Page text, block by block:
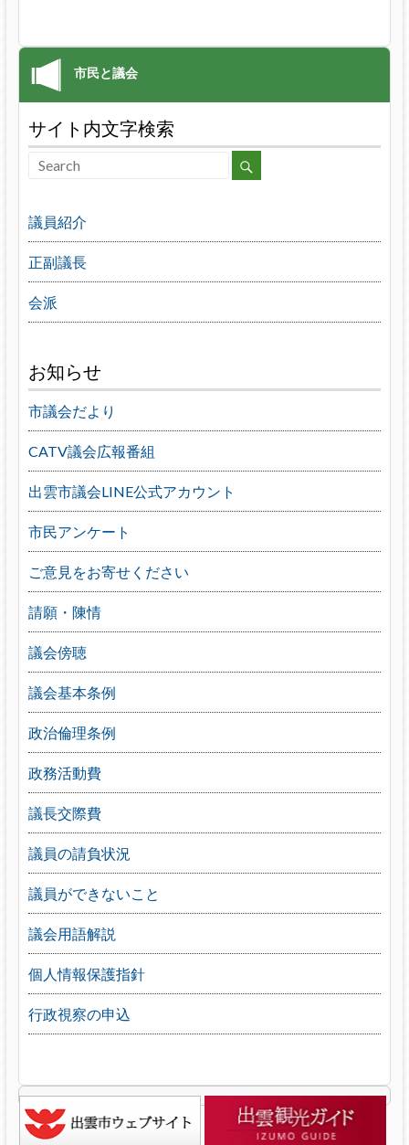
サイト内文字検索
議員紹介
正副議長
会派
お知らせ
市議会だより
CATV議会広報番組
出雲市議会LINE公式アカウント
市民アンケート
ご意見をお寄せください
請願・陳情
議会傍聴
議会基本条例
政治倫理条例
政務活動費
議長交際費
議員の請負状況
議員ができないこと
議会用語解説
個人情報保護指針
行政視察の申込